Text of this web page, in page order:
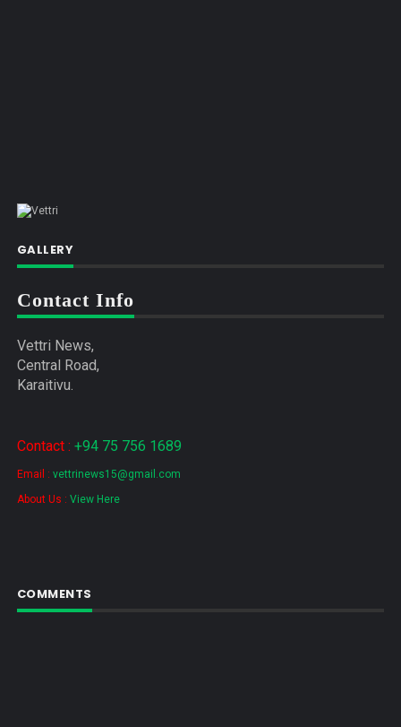
GALLERY
Contact Info
Vettri News,
Central Road,
Karaitivu.
Contact : +94 75 756 1689
Email : vettrinews15@gmail.com
About Us : View Here
COMMENTS